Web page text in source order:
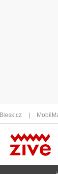
Blesk.cz